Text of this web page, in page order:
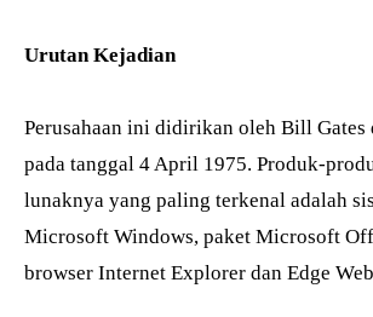
Urutan Kejadian
Perusahaan ini didirikan oleh Bill Gates
pada tanggal 4 April 1975. Produk-
lunaknya yang paling terkenal adalah
Microsoft Windows, paket Microsoft
browser Internet Explorer dan Edge